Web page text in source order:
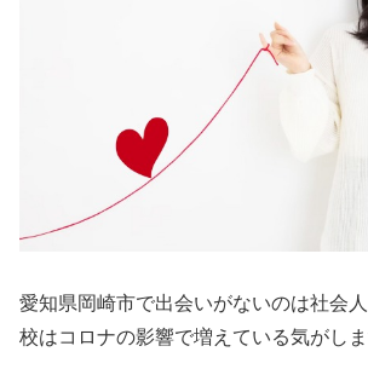
愛知県岡崎市で出会いがないのは社会
校はコロナの影響で増えている気がしま